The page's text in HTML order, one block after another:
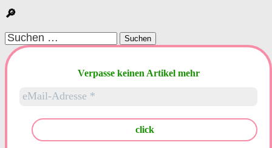
🔎
Suchen
nach:
Verpasse keinen Artikel mehr